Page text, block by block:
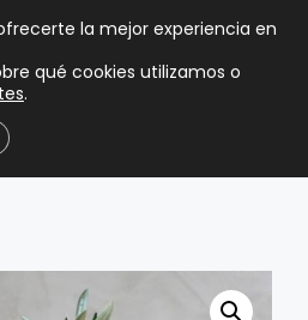
la mejor experiencia en
qué cookies utilizamos o
.